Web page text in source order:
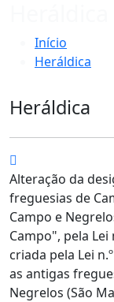
Início
Heráldica
Heráldica
Alteração da
freguesias de
Campo e
Campo", pela Lei
criada pela Lei
as antigas
Negrelos (São